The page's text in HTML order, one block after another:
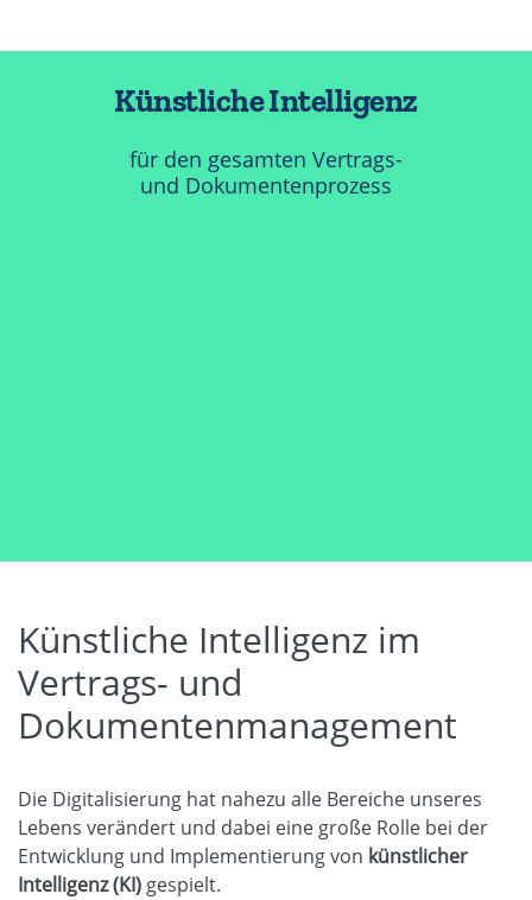
Künstliche Intelligenz im
Vertrags- und
Dokumentenmanagement
Die Digitalisierung hat nahezu alle Bereiche unseres
Lebens verändert und dabei eine große Rolle bei der
Entwicklung und Implementierung von künstlicher
Intelligenz (KI) gespielt.